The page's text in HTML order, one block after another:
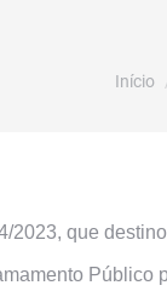
Você
Início
2023, que
Público